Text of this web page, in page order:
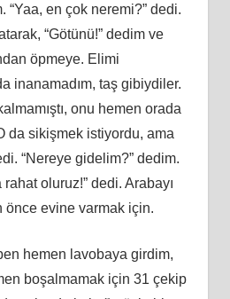
“Yaa, en çok neremi?” dedi.
“Götünü!” dedim ve
öpmeye. Elimi
inanamadım, taş gibiydiler.
onu hemen orada
da sikişmek istiyordu, ama
“Nereye gidelim?” dedim.
oluruz!” dedi. Arabayı
önce evine varmak için.
hemen lavobaya girdim,
boşalmamak için 31 çekip